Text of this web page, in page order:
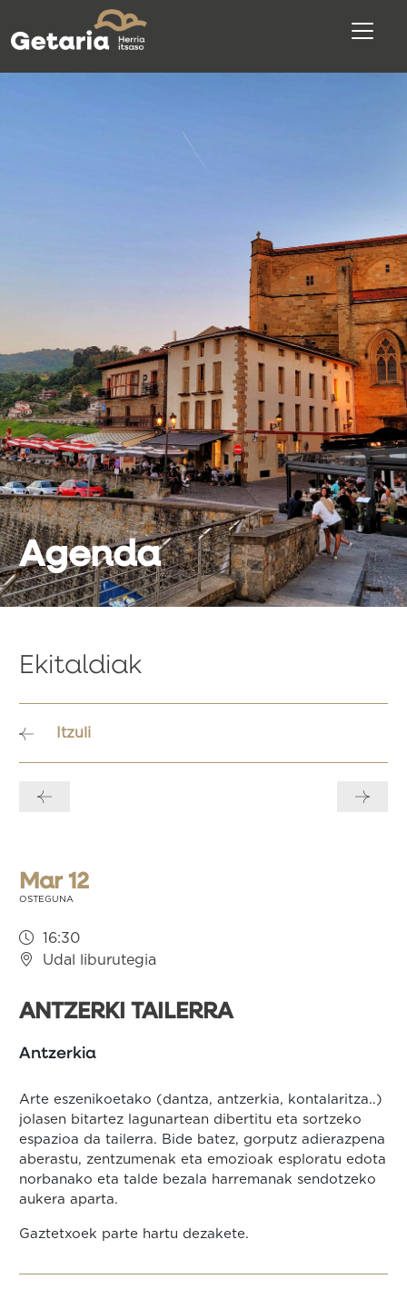
Agenda
Ekitaldiak
Itzuli
zehar
Mar 12
OSTEGUNA
16:30
Udal liburutegia
ANTZERKI TAILERRA
Antzerkia
Arte eszenikoetako (dantza, antzerkia, kontalaritza..)
jolasen bitartez lagunartean dibertitu eta sortzeko
espazioa da tailerra. Bide batez, gorputz adierazpena
aberastu, zentzumenak eta emozioak esploratu edota
norbanako eta talde bezala harremanak sendotzeko
aukera aparta.
Gaztetxoek parte hartu dezakete.